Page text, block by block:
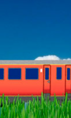
het